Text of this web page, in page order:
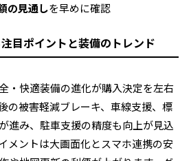
の見通しを早めに確認
目ポイントと装備のトレンド
・快適装備の進化が購入決定を左右
の被害軽減ブレーキ、車線支援、標
進み、駐車支援の精度も向上が見込
メントは大画面化とスマホ連携の安